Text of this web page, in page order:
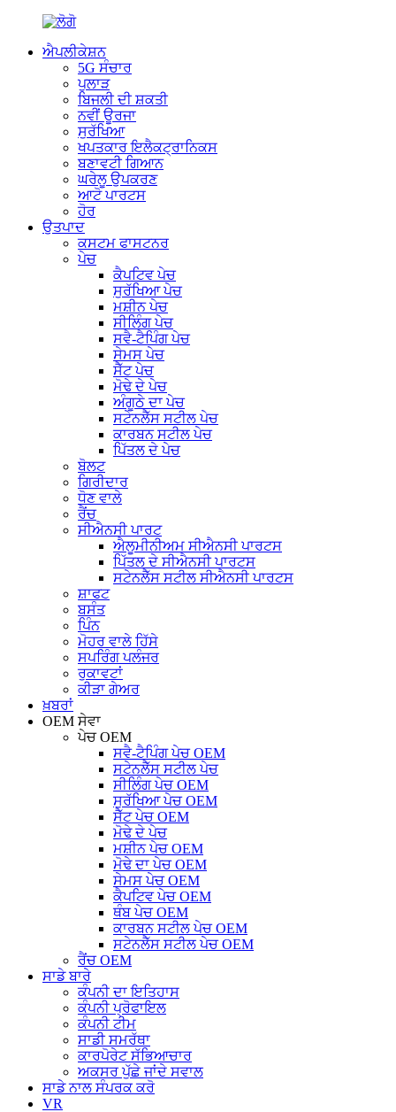
ਐਪਲੀਕੇਸ਼ਨ
5G ਸੰਚਾਰ
ਪੁਲਾੜ
ਬਿਜਲੀ ਦੀ ਸ਼ਕਤੀ
ਨਵੀਂ ਊਰਜਾ
ਸੁਰੱਖਿਆ
ਖਪਤਕਾਰ ਇਲੈਕਟ੍ਰਾਨਿਕਸ
ਬਣਾਵਟੀ ਗਿਆਨ
ਘਰੇਲੂ ਉਪਕਰਣ
ਆਟੋ ਪਾਰਟਸ
ਹੋਰ
ਉਤਪਾਦ
ਕਸਟਮ ਫਾਸਟਨਰ
ਪੇਚ
ਕੈਪਟਿਵ ਪੇਚ
ਸੁਰੱਖਿਆ ਪੇਚ
ਮਸ਼ੀਨ ਪੇਚ
ਸੀਲਿੰਗ ਪੇਚ
ਸਵੈ-ਟੈਪਿੰਗ ਪੇਚ
ਸੇਮਸ ਪੇਚ
ਸੈੱਟ ਪੇਚ
ਮੋਢੇ ਦੇ ਪੇਚ
ਅੰਗੂਠੇ ਦਾ ਪੇਚ
ਸਟੇਨਲੈੱਸ ਸਟੀਲ ਪੇਚ
ਕਾਰਬਨ ਸਟੀਲ ਪੇਚ
ਪਿੱਤਲ ਦੇ ਪੇਚ
ਬੋਲਟ
ਗਿਰੀਦਾਰ
ਧੋਣ ਵਾਲੇ
ਰੈਂਚ
ਸੀਐਨਸੀ ਪਾਰਟ
ਐਲੂਮੀਨੀਅਮ ਸੀਐਨਸੀ ਪਾਰਟਸ
ਪਿੱਤਲ ਦੇ ਸੀਐਨਸੀ ਪਾਰਟਸ
ਸਟੇਨਲੈੱਸ ਸਟੀਲ ਸੀਐਨਸੀ ਪਾਰਟਸ
ਸ਼ਾਫਟ
ਬਸੰਤ
ਪਿੰਨ
ਮੋਹਰ ਵਾਲੇ ਹਿੱਸੇ
ਸਪਰਿੰਗ ਪਲੰਜਰ
ਰੁਕਾਵਟਾਂ
ਕੀੜਾ ਗੇਅਰ
ਖ਼ਬਰਾਂ
OEM ਸੇਵਾ
ਪੇਚ OEM
ਸਵੈ-ਟੈਪਿੰਗ ਪੇਚ OEM
ਸਟੇਨਲੈੱਸ ਸਟੀਲ ਪੇਚ
ਸੀਲਿੰਗ ਪੇਚ OEM
ਸੁਰੱਖਿਆ ਪੇਚ OEM
ਸੈੱਟ ਪੇਚ OEM
ਮੋਢੇ ਦੇ ਪੇਚ
ਮਸ਼ੀਨ ਪੇਚ OEM
ਮੋਢੇ ਦਾ ਪੇਚ OEM
ਸੇਮਸ ਪੇਚ OEM
ਕੈਪਟਿਵ ਪੇਚ OEM
ਥੰਬ ਪੇਚ OEM
ਕਾਰਬਨ ਸਟੀਲ ਪੇਚ OEM
ਸਟੇਨਲੈੱਸ ਸਟੀਲ ਪੇਚ OEM
ਰੈਂਚ OEM
ਸਾਡੇ ਬਾਰੇ
ਕੰਪਨੀ ਦਾ ਇਤਿਹਾਸ
ਕੰਪਨੀ ਪ੍ਰੋਫਾਇਲ
ਕੰਪਨੀ ਟੀਮ
ਸਾਡੀ ਸਮਰੱਥਾ
ਕਾਰਪੋਰੇਟ ਸੱਭਿਆਚਾਰ
ਅਕਸਰ ਪੁੱਛੇ ਜਾਂਦੇ ਸਵਾਲ
ਸਾਡੇ ਨਾਲ ਸੰਪਰਕ ਕਰੋ
VR